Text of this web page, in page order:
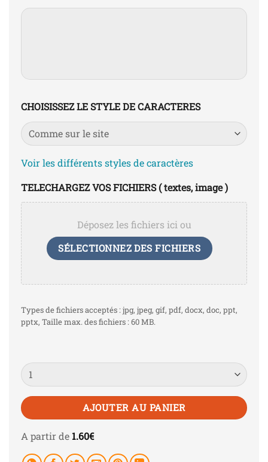
CHOISISSEZ LE STYLE DE CARACTERES
Voir les différents styles de caractères
TELECHARGEZ VOS FICHIERS ( textes, image )
Déposez les fichiers ici ou
SÉLECTIONNEZ DES FICHIERS
Types de fichiers acceptés : jpg, jpeg, gif, pdf, docx, doc, ppt,
pptx, Taille max. des fichiers : 60 MB.
Quantité
AJOUTER AU PANIER
A partir de 1.60€